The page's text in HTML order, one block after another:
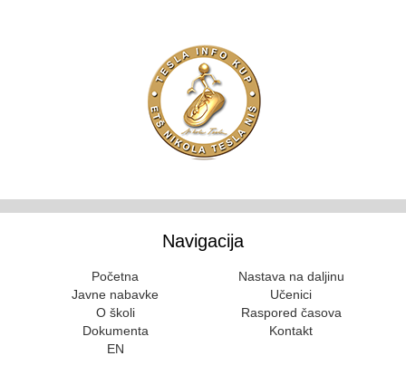
Navigacija
Početna
Nastava na daljinu
Javne nabavke
Učenici
O školi
Raspored časova
Dokumenta
Kontakt
EN